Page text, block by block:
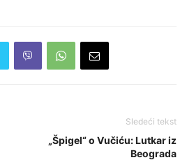
Sledeći tekst
„Špigel“ o Vučiću: Lutkar iz
Beograda